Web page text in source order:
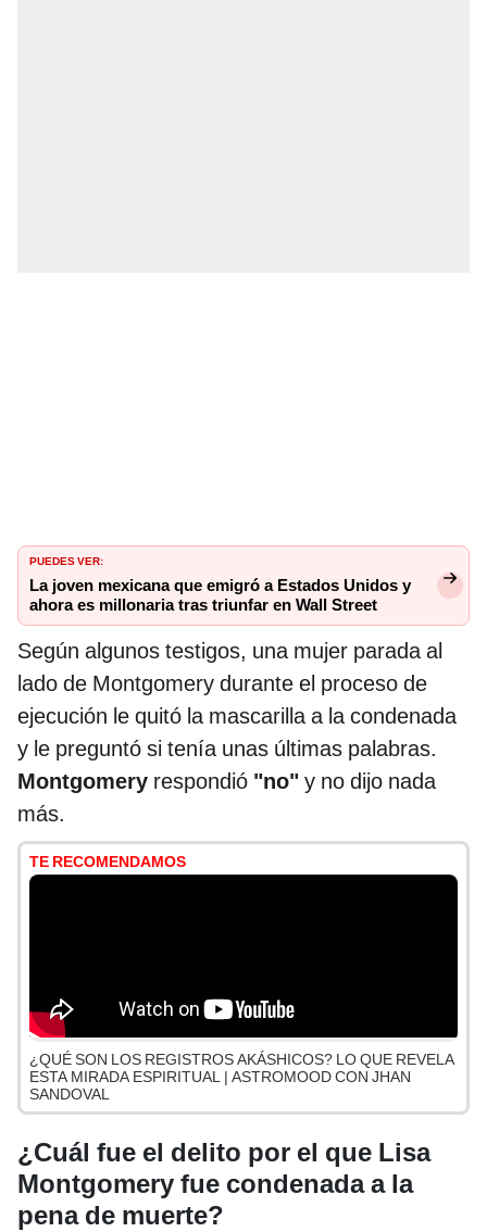
PUEDES VER:
La joven mexicana que emigró a Estados Unidos y
ahora es millonaria tras triunfar en Wall Street
Según algunos testigos, una mujer parada al
lado de Montgomery durante el proceso de
ejecución le quitó la mascarilla a la condenada
y le preguntó si tenía unas últimas palabras.
Montgomery respondió "no" y no dijo nada
más.
TE RECOMENDAMOS
¿QUÉ SON LOS REGISTROS AKÁSHICOS? LO QUE REVELA
ESTA MIRADA ESPIRITUAL | ASTROMOOD CON JHAN
SANDOVAL
¿Cuál fue el delito por el que Lisa
Montgomery fue condenada a la
pena de muerte?